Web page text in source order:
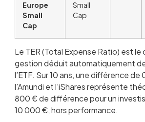
Europe
Small
Cap
Small
Cap
Le TER (Total Expense Ratio) est le
gestion déduit automatiquement
l’ETF. Sur 10 ans, une différence
l’Amundi et l’iShares représente
800 € de différence pour un
10 000 €, hors performance.